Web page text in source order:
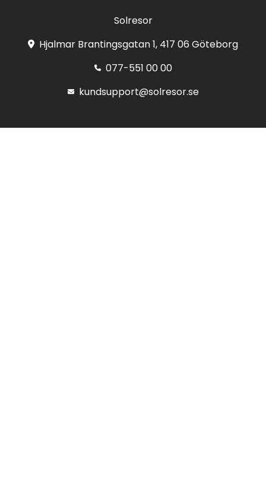
Solresor
Hjalmar Brantingsgatan 1, 417 06 Göteborg
077-551 00 00
kundsupport@solresor.se